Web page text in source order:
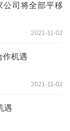
公司将全部平移
2021-11-02
作机遇
2021-11-02
遇